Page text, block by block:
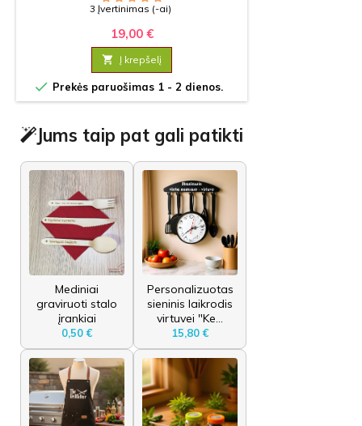
3 Įvertinimas (-ai)
19,00 €
 Į krepšelį
 Prekės paruošimas 1 - 2 dienos.
Jums taip pat gali patikti
Mediniai
graviruoti stalo
įrankiai
0,50 €
Personalizuotas
sieninis laikrodis
virtuvei "Ke...
15,80 €